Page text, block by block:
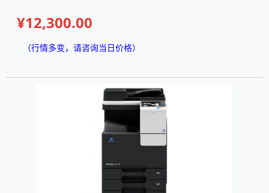
¥12,300.00
（行情多变，请咨询当日价格）